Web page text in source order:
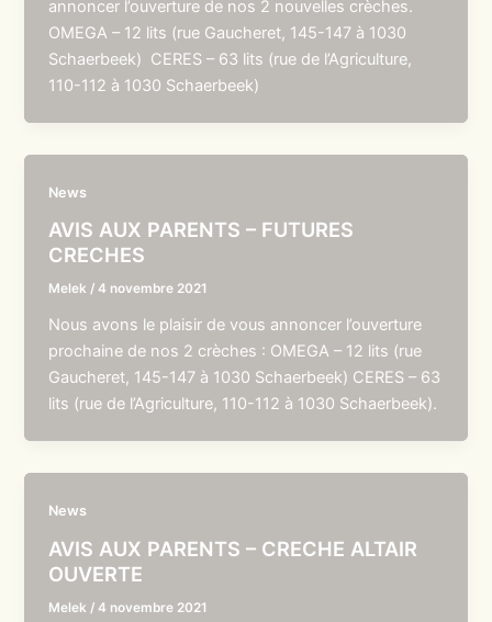
annoncer l’ouverture de nos 2 nouvelles crèches.
OMEGA – 12 lits (rue Gaucheret, 145-147 à 1030
Schaerbeek) CERES – 63 lits (rue de l’Agriculture,
110-112 à 1030 Schaerbeek)
News
AVIS AUX PARENTS – FUTURES
CRECHES
Melek /4 novembre 2021
Nous avons le plaisir de vous annoncer l’ouverture
prochaine de nos 2 crèches : OMEGA – 12 lits (rue
Gaucheret, 145-147 à 1030 Schaerbeek) CERES – 63
lits (rue de l’Agriculture, 110-112 à 1030 Schaerbeek).
News
AVIS AUX PARENTS – CRECHE ALTAIR
OUVERTE
Melek /4 novembre 2021